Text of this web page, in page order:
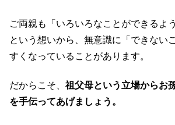
ご両親も「いろいろなことができるよ
という想いから、無意識に「できない
すくなっていることがあります。
だからこそ、 祖父母という立場からお
を手伝ってあげましょう。